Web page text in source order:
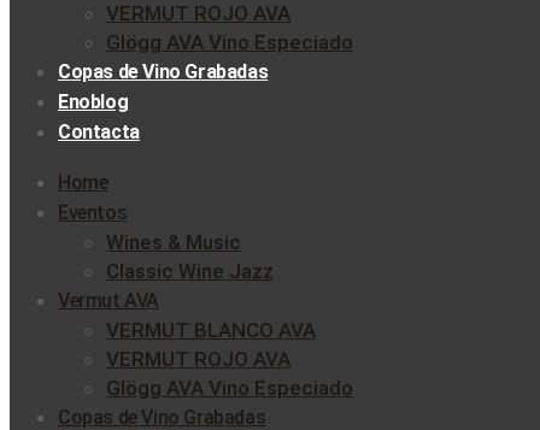
VERMUT ROJO AVA
Glögg AVA Vino Especiado
Copas de Vino Grabadas
Enoblog
Contacta
Home
Eventos
Wines & Music
Classic Wine Jazz
Vermut AVA
VERMUT BLANCO AVA
VERMUT ROJO AVA
Glögg AVA Vino Especiado
Copas de Vino Grabadas